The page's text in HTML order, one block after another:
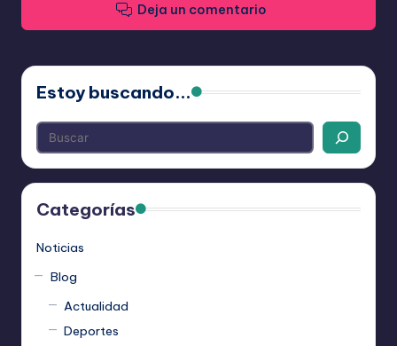
Deja un comentario
Estoy buscando...
Categorías
Noticias
Blog
Actualidad
Deportes